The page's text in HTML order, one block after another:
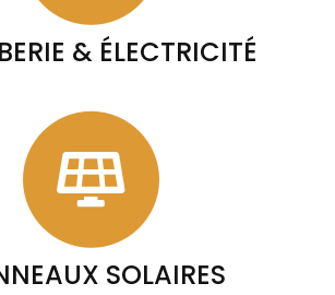
& ÉLECTRICITÉ
SOLAIRES